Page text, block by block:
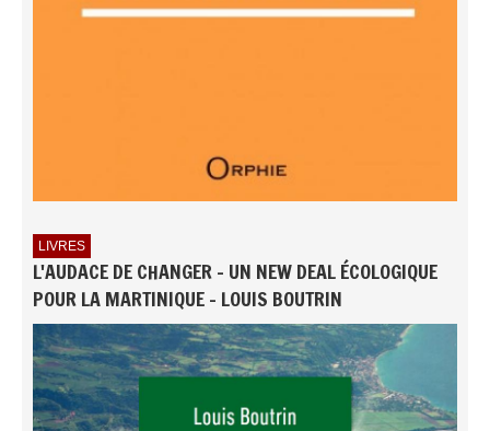
LIVRES
L'AUDACE DE CHANGER - UN NEW DEAL ÉCOLOGIQUE
POUR LA MARTINIQUE - LOUIS BOUTRIN